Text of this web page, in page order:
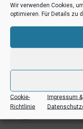
Wir verwenden Cookies,
optimieren. Für Details zu
Cookie-
Richtlinie
Impressum &
RSS-feed